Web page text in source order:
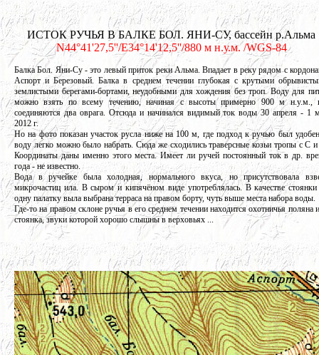
ИСТОК РУЧЬЯ В БАЛКЕ БОЛ. ЯНИ-СУ, бассейн р.Альма
N44°41'27,5''/E34°14'12,5''/880 м н.у.м. /WGS-84
Балка Бол. Яни-Су - это левый приток реки Альма. Впадает в реку рядом с
Аспорт и Березовый. Балка в среднем течении глубокая с крутыми
землистыми берегами-бортами, неудобными для хождения без троп. Воду для
можно взять по всему течению, начиная с высоты примерно 900 м н.у.м.,
соединяются два оврага. Отсюда и начинался видимый ток воды 30 апреля - 1
2012 г.
Но на фото показан участок русла ниже на 100 м, где подход к ручью был
воду легко можно было набрать. Сюда же сходились траверсные козьи тропы с С
Координаты даны именно этого места. Имеет ли ручей постоянный ток в др.
года - не известно.
Вода в ручейке была холодная, нормального вкуса, но присутствовала
микрочастиц ила. В сыром и кипячёном виде употреблялась. В качестве стоянки
одну палатку выла выбрана терраса на правом борту, чуть выше места набора воды.
Где-то на правом склоне ручья в его среднем течении находится охотничья поляна
стоянка, звуки которой хорошо слышны в верховьях ...